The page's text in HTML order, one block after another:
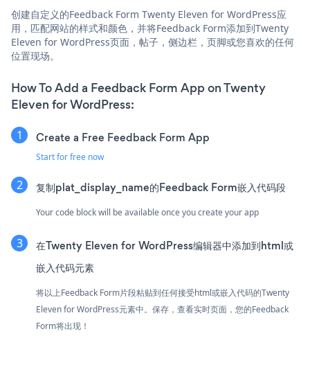
创建自定义的Feedback Form Twenty Eleven for WordPress应
用，匹配网站的样式和颜色，并将Feedback Form添加到Twenty
Eleven for WordPress页面，帖子，侧边栏，页脚或您喜欢的任何
位置现场。
How To Add a Feedback Form App on Twenty
Eleven for WordPress:
Create a Free Feedback Form App
Start for free now
复制plat_display_name的Feedback Form嵌入代码段
Your code block will be available once you create your app
在Twenty Eleven for WordPress编辑器中添加到html或
嵌入代码元素
将以上Feedback Form片段粘贴到任何接受html或嵌入代码的Twenty
Eleven for WordPress元素中。保存，查看实时页面，您的Feedback
Form将出现！